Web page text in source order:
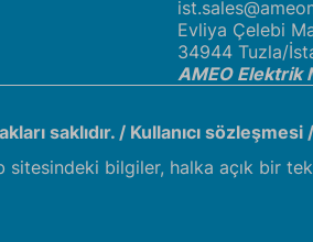
Evliya Çelebi
34944 Tuzla/
AMEO Elektrik
saklıdır. / Kullanıcı sözleşmesi /
sitesindeki bilgiler, halka açık bir